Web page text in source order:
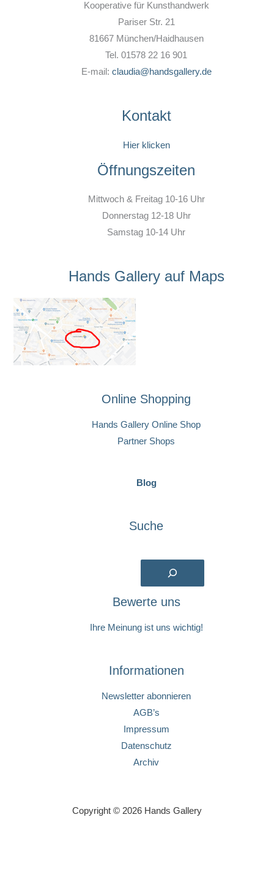
Kooperative für Kunsthandwerk
Pariser Str. 21
81667 München/Haidhausen
Tel. 01578 22 16 901
E-mail: claudia@handsgallery.de
Kontakt
Hier klicken
Öffnungszeiten
Mittwoch & Freitag 10-16 Uhr
Donnerstag 12-18 Uhr
Samstag 10-14 Uhr
Hands Gallery auf Maps
Online Shopping
Hands Gallery Online Shop
Partner Shops
Blog
Suche
Bewerte uns
Ihre Meinung ist uns wichtig!
Informationen
Newsletter abonnieren
AGB’s
Impressum
Datenschutz
Archiv
Copyright © 2026 Hands Gallery